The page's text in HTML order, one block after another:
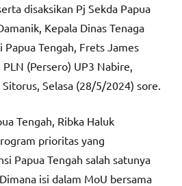
disaksikan Pj Sekda Papua
Kepala Dinas Tenaga
Papua Tengah, Frets James
(Persero) UP3 Nabire,
Selasa (28/5/2024) sore.
Tengah, Ribka Haluk
prioritas yang
Papua Tengah salah satunya
isi dalam MoU bersama